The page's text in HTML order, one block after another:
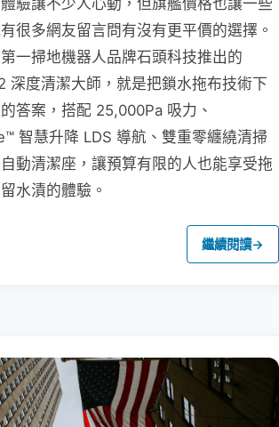
很多網友留言問有沒有更平價的選擇。
一掃地機器人品牌石頭科技推出的
深度清潔大師，就是把鎖水拖布技術下
答案，搭配 25,000Pa 吸力、
智慧升降 LDS 導航、雙重零纏繞清掃
動清潔座，讓預算有限的人也能享受拖
水漬的體驗。
繼續閱讀→